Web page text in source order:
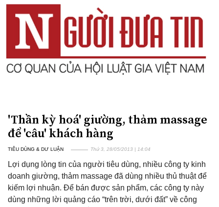
'Thần kỳ hoá' giường, thảm massage
để 'câu' khách hàng
TIÊU DÙNG & DƯ LUẬN Thứ 3, 28/05/2013 | 14:04
Lợi dụng lòng tin của người tiêu dùng, nhiều công ty kinh
doanh giường, thảm massage đã dùng nhiều thủ thuật để
kiếm lợi nhuận. Để bán được sản phẩm, các công ty này
dùng những lời quảng cáo “trên trời, dưới đất” về công